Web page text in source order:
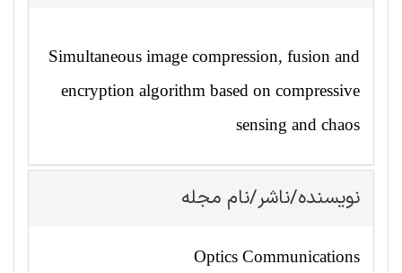
Simultaneous image compression, fusion and
encryption algorithm based on compressive
sensing and chaos
نویسنده/ناشر/نام مجله
Optics Communications